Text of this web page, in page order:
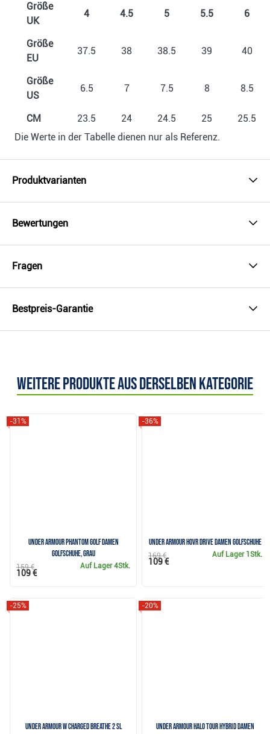
Größe
UK
4 4.5 5 5.5 6
Größe
EU
37.5 38 38.5 39 40
Größe
US
6.5 7 7.5 8 8.5
CM 23.5 24 24.5 25
25.5
Die Werte in der Tabelle dienen nur als Referenz.
Produktvarianten
Bewertungen
Fragen
Bestpreis-Garantie
Weitere Produkte aus derselben Kategorie
Under Armour Phantom Golf Damen
Golfschuhe, grau
-31%
Auf Lager4Stk.
159 €
109 €
Under Armour HOVR Drive Damen Golfschuhe
-36%
Auf Lager 1Stk.
169 €
109 €
Under Armour W Charged Breathe 2 SL
-25%
Under Armour Halo Tour Hybrid Damen
-20%